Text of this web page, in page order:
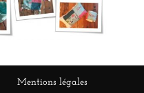
Mentions légales